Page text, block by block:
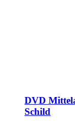
DVD
Schild